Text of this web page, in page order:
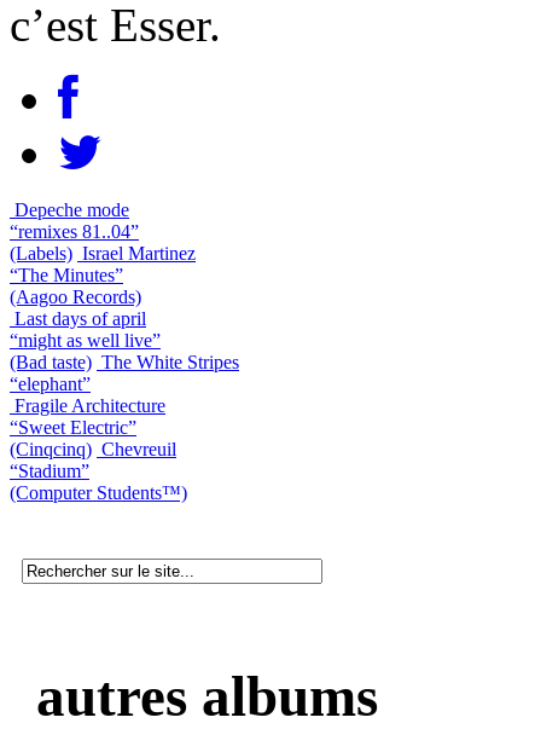
c’est Esser.
Depeche mode
“remixes 81..04”
(Labels) Israel Martinez
“The Minutes”
(Aagoo Records)
Last days of april
“might as well live”
(Bad taste) The White Stripes
“elephant”
Fragile Architecture
“Sweet Electric”
(Cinqcinq) Chevreuil
“Stadium”
(Computer Students™)
autres albums